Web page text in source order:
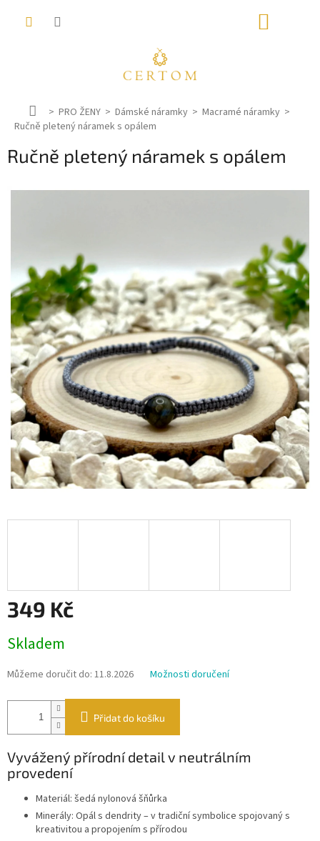
D
o
ů
PRO ŽENY Dámské náramky
Macramé náramky
Ručně pletený náramek s opálem
Ručně pletený náramek s opálem
349 Kč
cena:
Skladem
Můžeme doručit do: 11.8.2026 Možnosti doručení
Přidat do košíku
Vyvážený přírodní detail v neutrálním
provedení
Materiál: šedá nylonová šňůrka
Minerály: Opál s dendrity – v tradiční symbolice spojovaný s
kreativitou a propojením s přírodou